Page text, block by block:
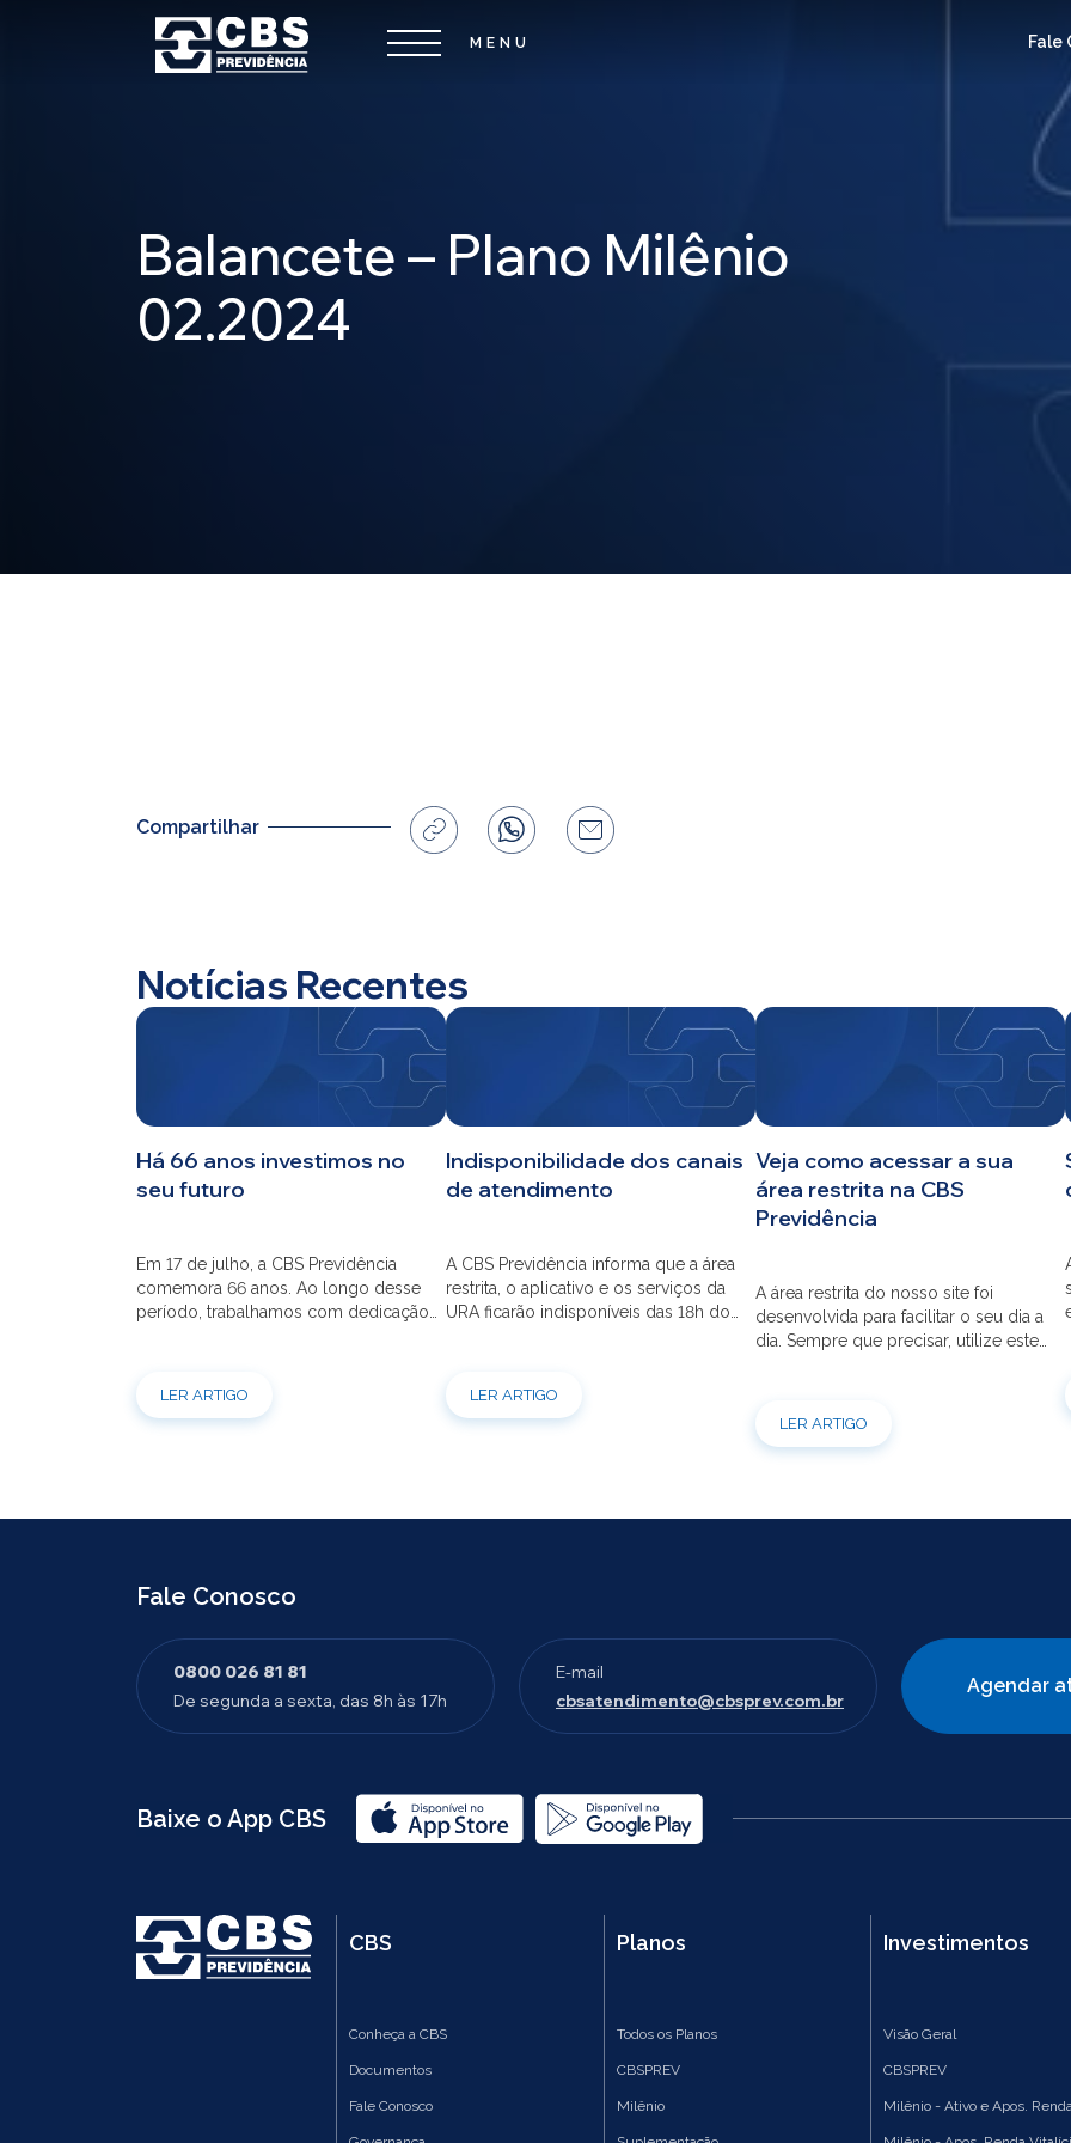
Fale
CBS
Planos
Investimentos
Balancete – Plano Milênio
02.2024
Compartilhar
Notícias Recentes
Há 66 anos investimos no
seu futuro
Em 17 de julho, a CBS Previdência
comemora 66 anos. Ao longo desse
período, trabalhamos com dedicação
aniversário, reforçamos o nosso
LER ARTIGO
Indisponibilidade dos canais
de atendimento
A CBS Previdência informa que a área
restrita, o aplicativo e os serviços da
URA ficarão indisponíveis das 18h do
por e-mail também ficarão
LER ARTIGO
Veja como acessar a sua
área restrita na CBS
Previdência
A área restrita do nosso site foi
desenvolvida para facilitar o seu dia a
dia. Sempre que precisar, utilize este
acesso, confira o passo a passo.
LER ARTIGO
Fale Conosco
0800 026 81 81
De segunda a sexta, das 8h às 17h
E-mail
cbsatendimento@cbsprev.com.br
Agendar
Baixe o App CBS
CBS
Conheça a CBS
Documentos
Fale Conosco
Planos
Todos os Planos
CBSPREV
Milênio
Investimentos
Visão Geral
CBSPREV
Milênio - Ativo e Apos.